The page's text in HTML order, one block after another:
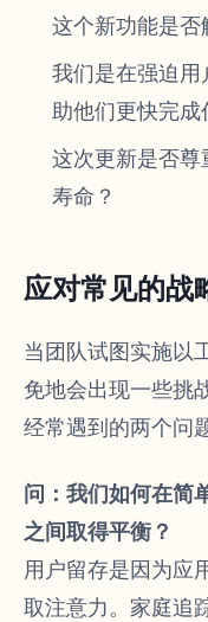
这个新功能是否
我们是在强迫
助他们更快完成
这次更新是否
寿命？
应对常见的战
当团队试图实施以
免地会出现一些挑
经常遇到的两个问
问：我们如何在简
之间取得平衡？
用户留存是因为应
取注意力。家庭追